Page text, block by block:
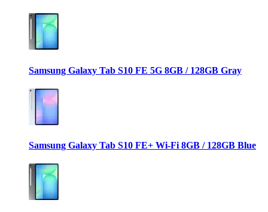
Samsung Galaxy Tab S10 FE 5G 8GB / 128GB Gray
Samsung Galaxy Tab S10 FE+ Wi-Fi 8GB / 128GB Blue